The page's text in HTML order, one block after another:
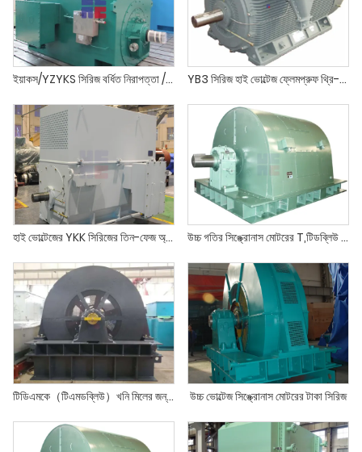
ইয়াকস/YZYKS সিরিজ বর্ধিত নিরাপত্তা / চাপযুক্ত ঘেরের প্রকার যৌগিক বিস্ফোরণ-প্রমাণ উচ্চ ভোল্টেজ থ্রি-ফেজ অ্যাসিঙ্ক্রোনাস মোটর (H355 - H1000) YB3 সিরিজ হাই ভোল্টেজ ফ্লেমপ্রুফ থ্রি-ফেজ অ্যাসিঙ্ক্রোনাস মোটর (H355 - H630) IE4
হাই ভোল্টেজের YKK সিরিজের তিন-ফেজ অ্যাসিঙ্ক্রোনাস মোটর (H355-H1120) উচ্চ গতির সিঙ্ক্রোনাস মোটরের T,টিডব্লিউ সিরিজ
টিডিএমকে（টিএমডব্লিউ）খনি মিলের জন্য সিঙ্ক্রোনাস মোটরের সিরিজ উচ্চ ভোল্টেজ সিঙ্ক্রোনাস মোটরের টাকা সিরিজ